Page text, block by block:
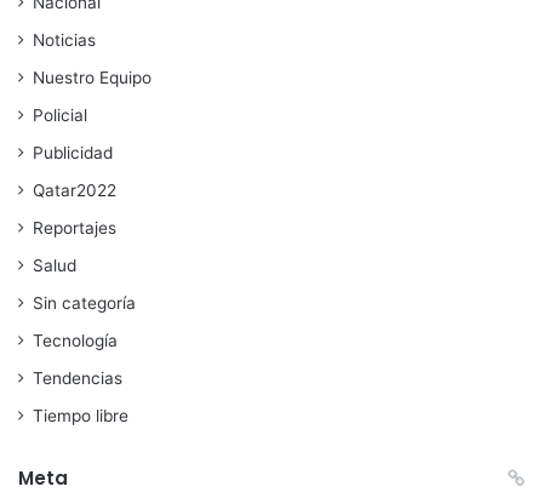
Noticias
Nuestro Equipo
Policial
Publicidad
Qatar2022
Reportajes
Salud
Sin categoría
Tecnología
Tendencias
Tiempo libre
Meta